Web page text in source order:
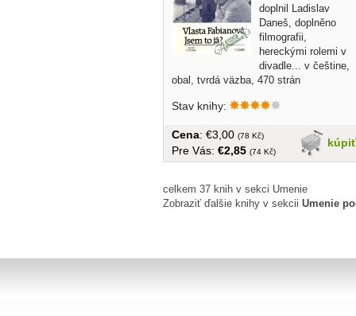
doplnil Ladislav
Daneš, doplněno
filmografii,
hereckými rolemi v
divadle... v češtine,
obal, tvrdá väzba, 470 strán
Stav knihy:
kúpiť
Cena: €3,00 (78 Kč)
Pre Vás: €2,85 (74 Kč)
celkem 37 knih v sekci Umenie
Zobraziť ďalšie knihy v sekcii Umenie